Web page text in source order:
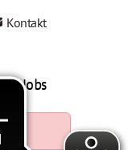
Kontakt
Jobs